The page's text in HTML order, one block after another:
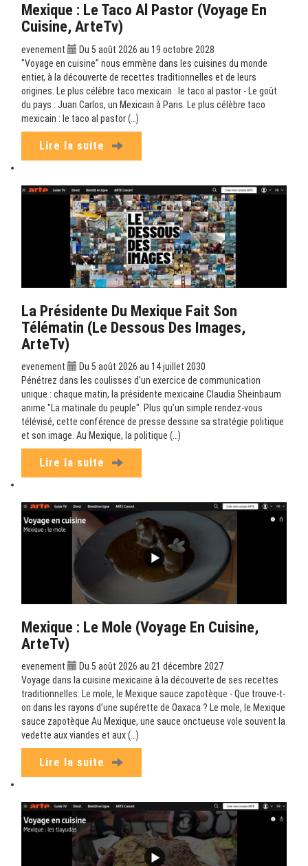
Mexique : Le Taco Al Pastor (Voyage En
Cuisine, ArteTv)
evenement
Du 5 août 2026 au 19 octobre 2028
"Voyage en cuisine" nous emmène dans les cuisines du monde
entier, à la découverte de recettes traditionnelles et de leurs
origines. Le plus célèbre taco mexicain : le taco al pastor - Le goût
du pays : Juan Carlos, un Mexicain à Paris. Le plus célèbre taco
mexicain : le taco al pastor (…)
Lire la suite
La Présidente Du Mexique Fait Son
Télématin (Le Dessous Des Images,
ArteTv)
evenement
Du 5 août 2026 au 14 juillet 2030
Pénétrez dans les coulisses d’un exercice de communication
unique : chaque matin, la présidente mexicaine Claudia Sheinbaum
anime "La matinale du peuple". Plus qu’un simple rendez-vous
télévisé, cette conférence de presse dessine sa stratégie politique
et son image. Au Mexique, la politique (…)
Lire la suite
Mexique : Le Mole (Voyage En Cuisine,
ArteTv)
evenement
Du 5 août 2026 au 21 décembre 2027
Voyage dans la cuisine mexicaine à la découverte de ses recettes
traditionnelles. Le mole, le Mexique sauce zapotèque - Que trouve-t-
on dans les rayons d’une supérette de Oaxaca ? Le mole, le Mexique
sauce zapotèque Au Mexique, une sauce onctueuse vole souvent la
vedette aux viandes et aux (…)
Lire la suite